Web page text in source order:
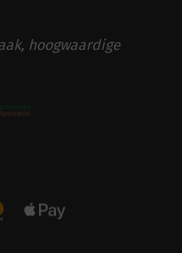
hoogwaardige